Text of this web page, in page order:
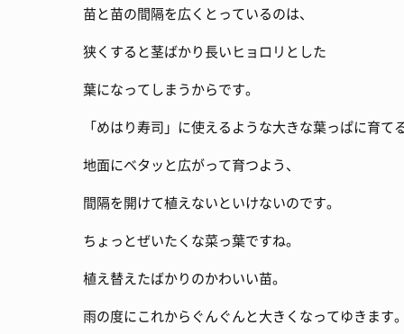
苗と苗の間隔を広くとっているのは、
狭くすると茎ばかり長いヒョロリとした
葉になってしまうからです。
「めはり寿司」に使えるような大きな葉っぱに育て
地面にベタッと広がって育つよう、
間隔を開けて植えないといけないのです。
ちょっとぜいたくな菜っ葉ですね。
植え替えたばかりのかわいい苗。
雨の度にこれからぐんぐんと大きくなってゆきます。